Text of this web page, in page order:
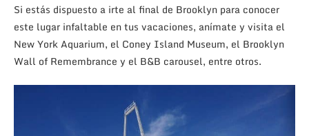
Si estás dispuesto a irte al final de Brooklyn para conocer
este lugar infaltable en tus vacaciones, anímate y visita el
New York Aquarium, el Coney Island Museum, el Brooklyn
Wall of Remembrance y el B&B carousel, entre otros.